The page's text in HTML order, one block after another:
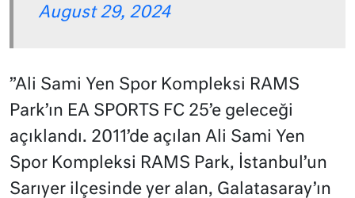
August 29, 2024
”Ali Sami Yen Spor Kompleksi RAMS
Park’ın EA SPORTS FC 25’e geleceği
açıklandı. 2011’de açılan Ali Sami Yen
Spor Kompleksi RAMS Park, İstanbul’un
Sarıyer ilçesinde yer alan, Galatasaray’ın